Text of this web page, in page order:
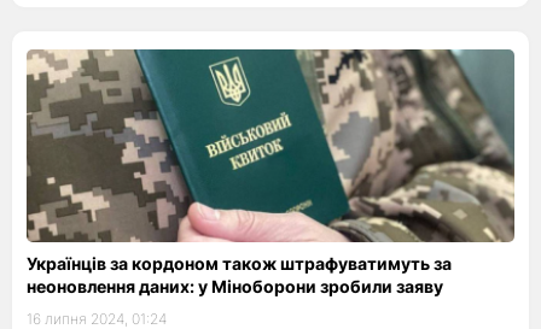
Українців за кордоном також штрафуватимуть за
неоновлення даних: у Міноборони зробили заяву
16 липня 2024, 01:24